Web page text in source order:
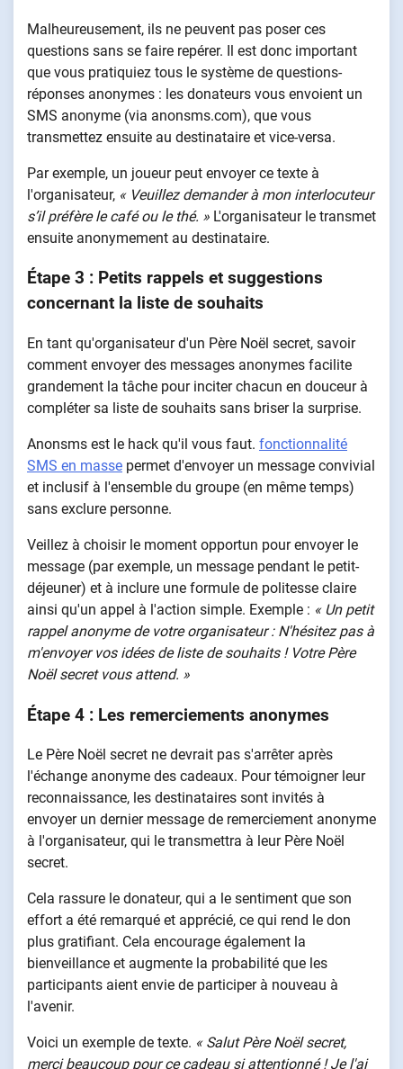
Malheureusement, ils ne peuvent pas poser ces
questions sans se faire repérer. Il est donc important
que vous pratiquiez tous le système de questions-
réponses anonymes : les donateurs vous envoient un
SMS anonyme (via anonsms.com), que vous
transmettez ensuite au destinataire et vice-versa.
Par exemple, un joueur peut envoyer ce texte à
l'organisateur, « Veuillez demander à mon interlocuteur
s’il préfère le café ou le thé. » L'organisateur le transmet
ensuite anonymement au destinataire.
Étape 3 : Petits rappels et suggestions
concernant la liste de souhaits
En tant qu'organisateur d'un Père Noël secret, savoir
comment envoyer des messages anonymes facilite
grandement la tâche pour inciter chacun en douceur à
compléter sa liste de souhaits sans briser la surprise.
Anonsms est le hack qu'il vous faut. fonctionnalité
SMS en masse permet d'envoyer un message convivial
et inclusif à l'ensemble du groupe (en même temps)
sans exclure personne.
Veillez à choisir le moment opportun pour envoyer le
message (par exemple, un message pendant le petit-
déjeuner) et à inclure une formule de politesse claire
ainsi qu'un appel à l'action simple. Exemple : « Un petit
rappel anonyme de votre organisateur : N'hésitez pas à
m'envoyer vos idées de liste de souhaits ! Votre Père
Noël secret vous attend. »
Étape 4 : Les remerciements anonymes
Le Père Noël secret ne devrait pas s'arrêter après
l'échange anonyme des cadeaux. Pour témoigner leur
reconnaissance, les destinataires sont invités à
envoyer un dernier message de remerciement anonyme
à l'organisateur, qui le transmettra à leur Père Noël
secret.
Cela rassure le donateur, qui a le sentiment que son
effort a été remarqué et apprécié, ce qui rend le don
plus gratifiant. Cela encourage également la
bienveillance et augmente la probabilité que les
participants aient envie de participer à nouveau à
l'avenir.
Voici un exemple de texte. « Salut Père Noël secret,
merci beaucoup pour ce cadeau si attentionné ! Je l'ai